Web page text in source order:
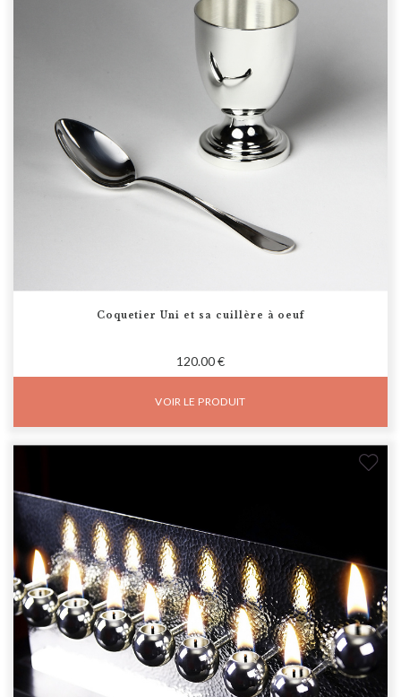
Coquetier Uni et sa cuillère à oeuf
120.00 €
VOIR LE PRODUIT